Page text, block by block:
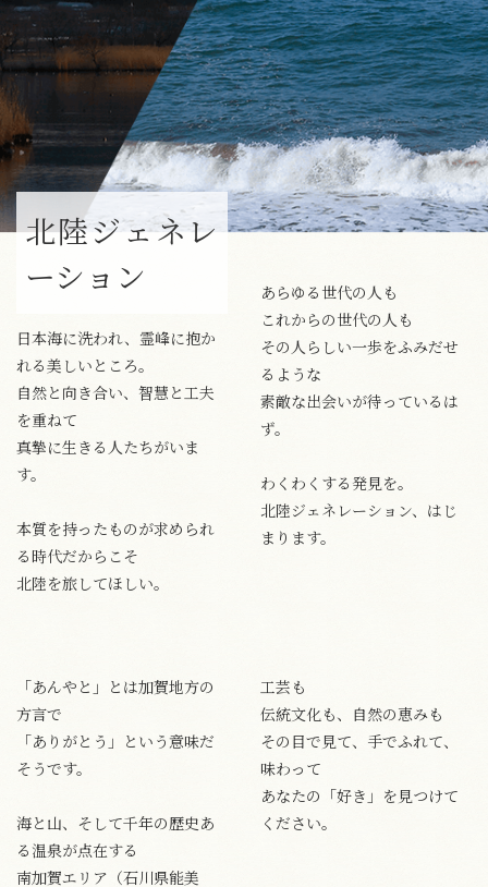
北陸ジェネレ
ーション
日本海に洗われ、霊峰に抱か
れる美しいところ。
自然と向き合い、智慧と工夫
を重ねて
真摯に生きる人たちがいま
す。
本質を持ったものが求められ
る時代だからこそ
北陸を旅してほしい。
あらゆる世代の人も
これからの世代の人も
その人らしい一歩をふみだせ
るような
素敵な出会いが待っているは
ず。
わくわくする発見を。
北陸ジェネレーション、はじ
まります。
「あんやと」とは加賀地方の
方言で
「ありがとう」という意味だ
そうです。
海と山、そして千年の歴史あ
る温泉が点在する
南加賀エリア（石川県能美
工芸も
伝統文化も、自然の恵みも
その目で見て、手でふれて、
味わって
あなたの「好き」を見つけて
ください。